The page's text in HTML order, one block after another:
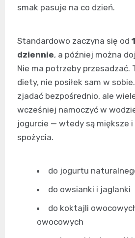
smak pasuje na co dzień.
Standardowo zaczyna się od
dziennie, a później można
Nie ma potrzeby przesadzać.
diety, nie posiłek sam w
zjadać bezpośrednio, ale
wcześniej namoczyć w
jogurcie — wtedy są miększe i
spożycia.
do jogurtu
do owsianki i jaglanki
do koktajli
owocowych